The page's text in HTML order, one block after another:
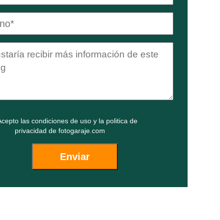
lascondiciones de usoy la politica de
privacidadde fotogaraje.com